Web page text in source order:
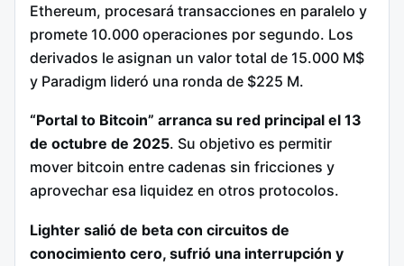
Ethereum, procesará transacciones en paralelo y
promete 10.000 operaciones por segundo. Los
derivados le asignan un valor total de 15.000 M$
y Paradigm lideró una ronda de $225 M.
“Portal to Bitcoin” arranca su red principal el 13
de octubre de 2025. Su objetivo es permitir
mover bitcoin entre cadenas sin fricciones y
aprovechar esa liquidez en otros protocolos.
Lighter salió de beta con circuitos de
conocimiento cero, sufrió una interrupción y